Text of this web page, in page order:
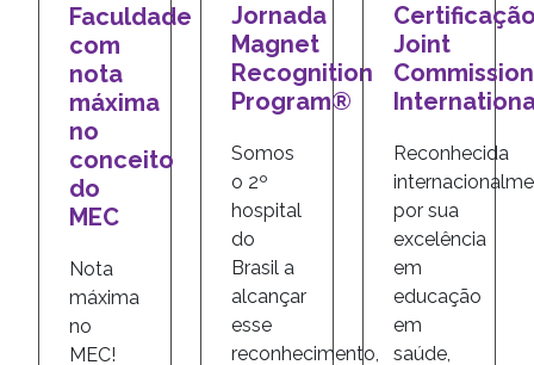
Faculdade
com
nota
máxima
no
conceito
do
MEC
Nota
máxima
no
MEC!
Jornada
Magnet
Recognition
Program®
Somos
o 2º
hospital
do
Brasil a
alcançar
esse
reconhecimento,
Joint
Commission
Reconhecida
por sua
excelência
em
educação
em
saúde,